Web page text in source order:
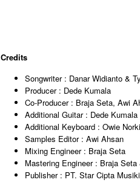
Credits
Songwriter : Danar Widianto &
Producer : Dede Kumala
Co-Producer : Braja Seta, Awi
Additional Guitar : Dede Kumala
Additional Keyboard : Owie Norki
Samples Editor : Awi Ahsan
Mixing Engineer : Braja Seta
Mastering Engineer : Braja
Publisher : PT. Star Cipta